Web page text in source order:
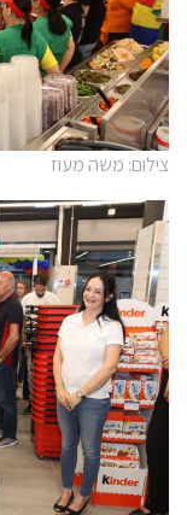
צילום: משה מעוז